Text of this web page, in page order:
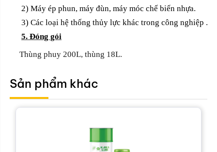
2) Máy ép phun, máy đùn, máy móc chế biến nhựa.
3) Các loại hệ thống thủy lực khác trong công nghiệp .
5. Đóng gói
Thùng phuy 200L, thùng 18L.
Sản phẩm khác